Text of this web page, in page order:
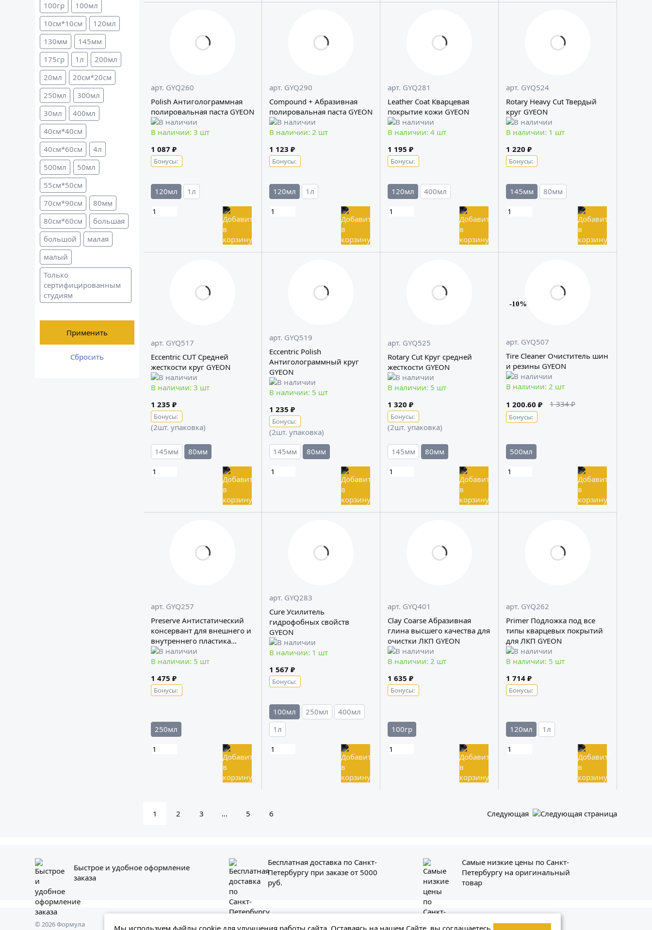
100гр
100мл
10см*10см
120мл
130мм
145мм
175гр
1л
200мл
20мл
20см*20см
250мл
300мл
30мл
400мл
40см*40см
40см*60см
4л
500мл
50мл
55см*50см
70см*90см
80мм
80см*60см
большая
большой
малая
малый
Только
сертифицированным
студиям
Применить
Сбросить
арт. GYQ260
Polish Антиголограммная
полировальная паста GYEON
В наличии: 3 шт
1 087 ₽
Бонусы:
120мл 1л
арт. GYQ290
Compound + Абразивная
полировальная паста GYEON
В наличии: 2 шт
1 123 ₽
Бонусы:
120мл 1л
арт. GYQ281
Leather Coat Кварцевая
покрытие кожи GYEON
В наличии: 4 шт
1 195 ₽
Бонусы:
120мл 400мл
арт. GYQ524
Rotary Heavy Cut Твердый
круг GYEON
В наличии: 1 шт
1 220 ₽
Бонусы:
145мм 80мм
арт. GYQ517
Eccentric CUT Средней
жесткости круг GYEON
В наличии: 3 шт
1 235 ₽
Бонусы:
(2шт. упаковка)
145мм 80мм
арт. GYQ519
Eccentric Polish
Антиголограммный круг
GYEON
В наличии: 5 шт
1 235 ₽
Бонусы:
(2шт. упаковка)
145мм
80мм
арт. GYQ525
Rotary Cut Круг средней
жесткости GYEON
В наличии: 5 шт
1 320 ₽
Бонусы:
(2шт. упаковка)
145мм 80мм
-10%
арт. GYQ507
Tire Cleaner Очиститель шин
и резины GYEON
В наличии: 2 шт
1 200.60 ₽
1 334 ₽
Бонусы:
500мл
арт. GYQ257
Preserve Антистатический
консервант для внешнего и
внутреннего пластика
пластика GYEON
В наличии: 5 шт
1 475 ₽
Бонусы:
250мл
арт. GYQ283
Cure Усилитель
гидрофобных свойств
GYEON
В наличии: 1 шт
1 567 ₽
Бонусы:
100мл 250мл
400мл
1л
арт. GYQ401
Clay Coarse Абразивная
глина высшего качества для
очистки ЛКП GYEON
В наличии: 2 шт
1 635 ₽
Бонусы:
100гр
арт. GYQ262
Primer Подложка под все
типы кварцевых покрытий
для ЛКП GYEON
В наличии: 5 шт
1 714 ₽
Бонусы:
120мл 1л
1 2 3 ... 5 6 Следующая
Быстрое и удобное оформление
заказа
Бесплатная доставка по Санкт-
Петербургу при заказе от 5000
руб.
Самые низкие цены по Санкт-
Петербургу на оригинальный
товар
© 2026 Формула
Представленная на сайте информация, включая стоимость и наличие товара, носит
+7 (800) 234-56-41
Мы используем файлы cookie для улучшения работы сайта. Оставаясь на нашем Сайте, вы соглашаетесь